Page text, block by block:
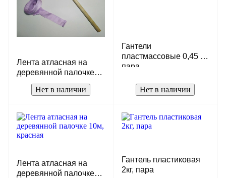
Лента атласная на
деревянной палочке
10м, розовая
Нет в наличии
Гантели
пластмассовые 0,45 кг,
пара
Нет в наличии
Лента атласная на
деревянной палочке
Гантель пластиковая
2кг, пара